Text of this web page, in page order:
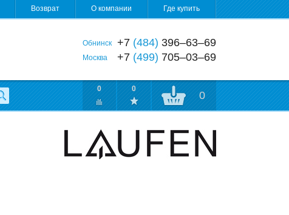
Возврат О компании Где купить
Обнинск +7 (484) 396‒63‒69
Москва +7 (499) 705‒03‒69
0 0
0